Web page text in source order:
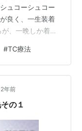
ュコーシュコー
良く、一生装着
、一晩しか着け
んよねぇ？』と
いのであっさり
みましたが、さ
ありませんでし
ブーツセット フ
#TC療法
2年前
の１